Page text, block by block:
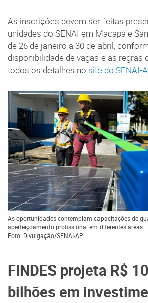
As inscrições devem ser feitas
unidades do SENAI em Macapá e
de 26 de janeiro a 30 de abril,
disponibilidade de vagas e as regras
todos os detalhes no site do SENAI-
As oportunidades contemplam capacitações de
aperfeiçoamento profissional em diferentes áreas.
Foto: Divulgação/SENAI-AP
FINDES projeta R$
bilhões em